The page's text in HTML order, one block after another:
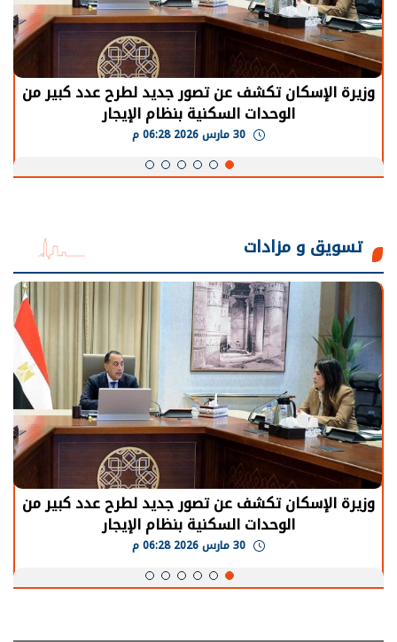
وزيرة الإسكان تكشف عن تصور جديد لطرح عدد كبير من
الوحدات السكنية بنظام الإيجار
تسويق و مزادات
وزيرة الإسكان تكشف عن تصور جديد لطرح عدد كبير من
الوحدات السكنية بنظام الإيجار